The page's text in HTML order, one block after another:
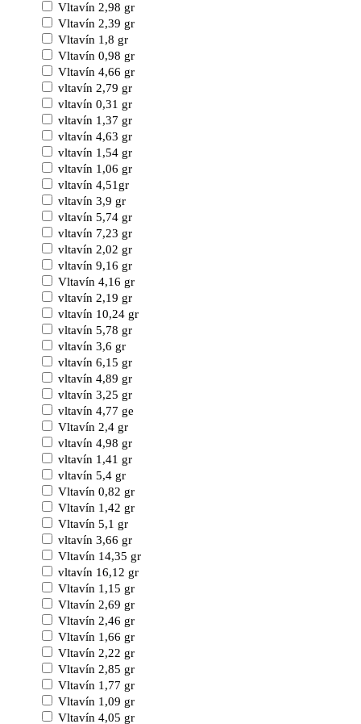
Vltavín 2,98 gr
Vltavín 2,39 gr
Vltavín 1,8 gr
Vltavín 0,98 gr
Vltavín 4,66 gr
vltavín 2,79 gr
vltavín 0,31 gr
vltavín 1,37 gr
vltavín 4,63 gr
vltavín 1,54 gr
vltavín 1,06 gr
vltavín 4,51gr
vltavín 3,9 gr
vltavín 5,74 gr
vltavín 7,23 gr
vltavín 2,02 gr
vltavín 9,16 gr
Vltavín 4,16 gr
vltavín 2,19 gr
vltavín 10,24 gr
vltavín 5,78 gr
vltavín 3,6 gr
vltavín 6,15 gr
vltavín 4,89 gr
vltavín 3,25 gr
vltavín 4,77 ge
Vltavín 2,4 gr
vltavín 4,98 gr
vltavín 1,41 gr
vltavín 5,4 gr
Vltavín 0,82 gr
Vltavín 1,42 gr
Vltavín 5,1 gr
vltavín 3,66 gr
Vltavín 14,35 gr
vltavín 16,12 gr
Vltavín 1,15 gr
Vltavín 2,69 gr
Vltavín 2,46 gr
Vltavín 1,66 gr
Vltavín 2,22 gr
Vltavín 2,85 gr
Vltavín 1,77 gr
Vltavín 1,09 gr
Vltavín 4,05 gr